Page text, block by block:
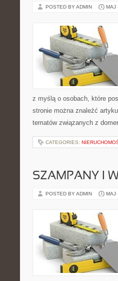
POSTED BY ADMIN MAJ
z myślą o osobach, które
stronie można znaleźć
tematów związanych z
CATEGORIES:
SZAMPANY I
POSTED BY ADMIN MAJ